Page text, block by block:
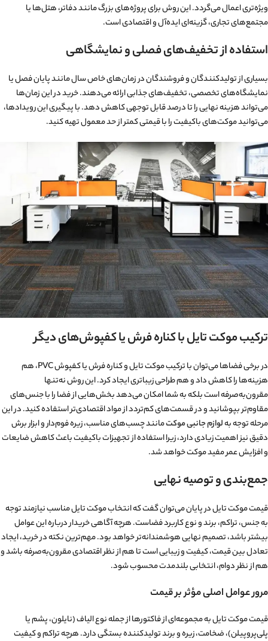
ویژه‌تری اعمال می‌گردد. این روش برای پروژه‌های بزرگ مانند دفاتر، هتل‌ها یا
مجتمع‌های تجاری، گزینه‌ای ایده‌آل و اقتصادی است.
استفاده از تخفیف‌های فصلی و نمایشگاهی
بسیاری از تولیدکنندگان و فروشندگان در زمان‌های خاص سال مانند پایان فصل یا
نمایشگاه‌های تخصصی، تخفیف‌های جذابی ارائه می‌دهند. خرید در این زمان‌ها
می‌تواند هزینه نهایی را تا درصد قابل توجهی کاهش دهد. با پیگیری این رویدادها،
می‌توانید موکت‌های باکیفیت را با قیمتی کمتر از حد معمول تهیه کنید.
ترکیب موکت تایل با کناره فرش یا کفپوش‌های دیگر
در برخی فضاها می‌توان با ترکیب موکت تایل و کناره فرش یا کفپوش PVC، هم
هزینه‌ها را کاهش داد و هم طراحی زیباتری ایجاد کرد. این روش نه‌تنها
مقرون‌به‌صرفه است بلکه به شما امکان می‌دهد بخش‌هایی از فضا را با جنس‌های
مقاوم‌تر بپوشانید و در قسمت‌های کم‌تردد از مواد اقتصادی‌تر استفاده کنید. در این
مرحله توجه بهلوازم جانبی موکتمانند چسب‌های مناسب، زیره فوم‌دار و ابزار برش
دقیق نیز اهمیت زیادی دارد، زیرا استفاده از تجهیزات باکیفیت باعث کاهش ضایعات
و افزایش عمر مفید موکت خواهد شد.
جمع‌بندی و توصیه نهایی
قیمت موکت تایل در پایان می‌توان گفت که انتخاب موکت تایل مناسب نیازمند توجه
به جنس، تراکم، برند و نوع کاربرد فضاست. هرچه آگاهی خریدار درباره این عوامل
بیشتر باشد، تصمیم نهایی هوشمندانه‌تر خواهد بود. مهم‌ترین نکته در خرید، ایجاد
تعادل بین قیمت، کیفیت و زیبایی است تا هم از نظر اقتصادی مقرون‌به‌صرفه باشد و
هم از نظر دوام، انتخابی بلندمدت محسوب شود.
مرور عوامل اصلی مؤثر بر قیمت
قیمت موکت تایل به مجموعه‌ای از فاکتورها از جمله نوع الیاف (نایلون، پشم یا
پلی‌پروپیلن)، ضخامت، زیره و برند تولیدکننده بستگی دارد. هرچه تراکم و کیفیت